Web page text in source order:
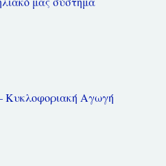
Κυκλοφοριακή Αγωγή